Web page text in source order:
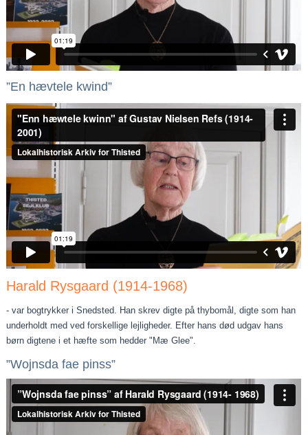
”En hævtele kwind”
Harald Rysgaard (1914-1968)
- var bogtrykker i Snedsted. Han skrev digte på thybomål, digte som han
underholdt med ved forskellige lejligheder. Efter hans død udgav hans
børn digtene i et hæfte som hedder "Mæ Glee".
”Wojnsda fae pinss”